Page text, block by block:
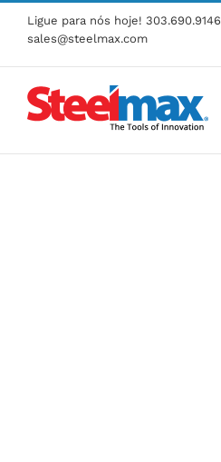
Pular
para
o
conteúdo
Ligue para nós hoje! 303.690.9146
sales@steelmax.com